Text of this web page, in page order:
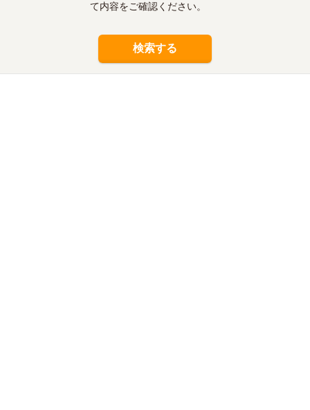
て内容をご確認ください。
検索する